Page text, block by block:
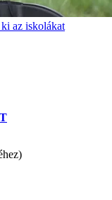
az iskolákat